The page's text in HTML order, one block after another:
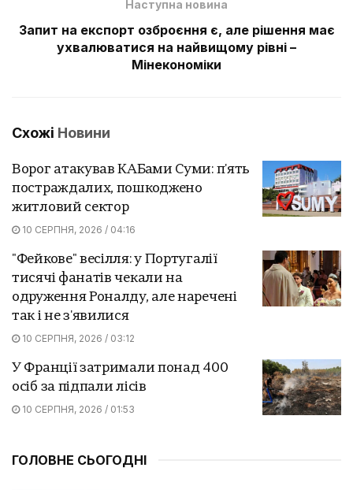
Наступна новина
Запит на експорт озброєння є, але рішення має
ухвалюватися на найвищому рівні –
Мінекономіки
Схожі Новини
Ворог атакував КАБами Суми: п'ять
постраждалих, пошкоджено
житловий сектор
10 СЕРПНЯ, 2026 / 04:16
"Фейкове" весілля: у Португалії
тисячі фанатів чекали на
одруження Роналду, але наречені
так і не з'явилися
10 СЕРПНЯ, 2026 / 03:12
У Франції затримали понад 400
осіб за підпали лісів
10 СЕРПНЯ, 2026 / 01:53
ГОЛОВНЕ СЬОГОДНІ